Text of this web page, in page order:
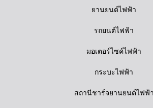
ยานยนต์ไฟฟ้า
รถยนต์ไฟฟ้า
มอเตอร์ไซค์ไฟฟ้า
กระบะไฟฟ้า
สถานีชาร์จยานยนต์ไฟฟ้า